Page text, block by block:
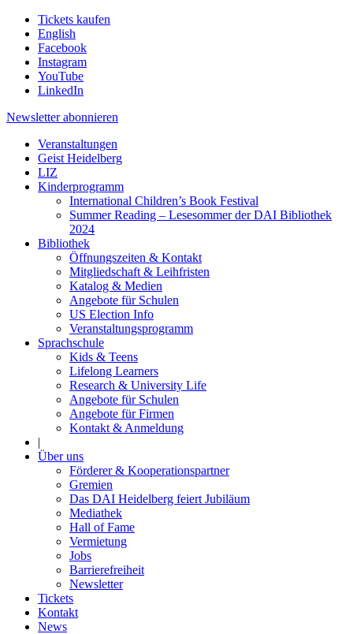
Tickets kaufen
English
Facebook
Instagram
YouTube
LinkedIn
Newsletter abonnieren
Veranstaltungen
Geist Heidelberg
LIZ
Kinderprogramm
International Children’s Book Festival
Summer Reading – Lesesommer der DAI Bibliothek
2024
Bibliothek
Öffnungszeiten & Kontakt
Mitgliedschaft & Leihfristen
Katalog & Medien
Angebote für Schulen
US Election Info
Veranstaltungsprogramm
Sprachschule
Kids & Teens
Lifelong Learners
Research & University Life
Angebote für Schulen
Angebote für Firmen
Kontakt & Anmeldung
|
Über uns
Förderer & Kooperationspartner
Gremien
Das DAI Heidelberg feiert Jubiläum
Mediathek
Hall of Fame
Vermietung
Jobs
Barrierefreiheit
Newsletter
Tickets
Kontakt
News